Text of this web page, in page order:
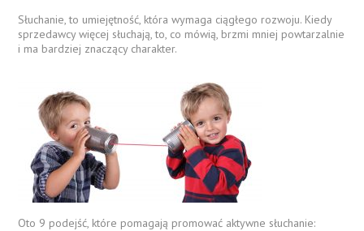
Słuchanie, to umiejętność, która wymaga ciągłego rozwoju. Kiedy
sprzedawcy więcej słuchają, to, co mówią, brzmi mniej powtarzalnie
i ma bardziej znaczący charakter.
Oto 9 podejść, które pomagają promować aktywne słuchanie: